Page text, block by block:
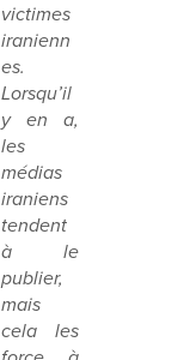
victimes
iranienn
es.
Lorsqu’il
y en a,
les
médias
iraniens
tendent
à le
publier,
mais
cela les